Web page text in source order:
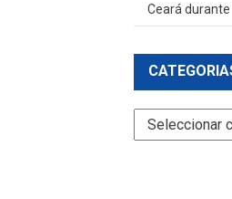
Ceará durante
Categorias